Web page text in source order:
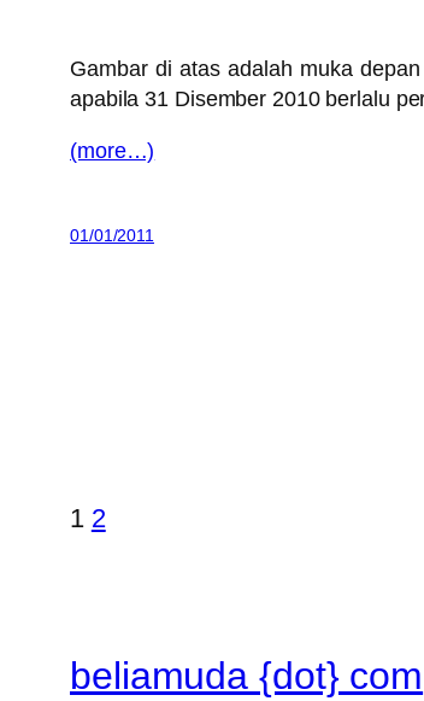
Gambar di atas adalah muka
apabila 31 Disember 2010 berlalu
(more…)
01/01/2011
1 2
beliamuda {dot} com